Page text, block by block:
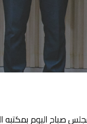
صباح اليوم بمكتبه